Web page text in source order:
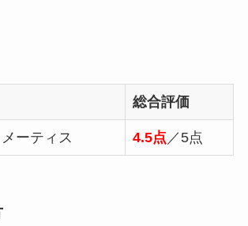
総合評価
ーティス 4.5点 ／5点